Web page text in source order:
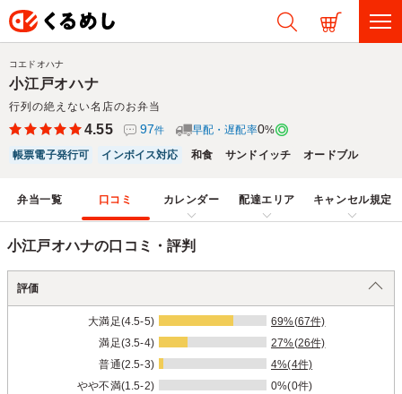
小江戸オハナ
行列の絶えない名店のお弁当
コエドオハナ
4.55 97件 早配・遅配率0%
帳票電子発行可
インボイス対応 和食 サンドイッチ オードブル
弁当一覧 口コミ カレンダー 配達エリア キャンセル規定
小江戸オハナの口コミ・評判
評価
大満足(4.5-5)
69%(67件)
満足(3.5-4)
27%(26件)
普通(2.5-3)
4%(4件)
やや不満(1.5-2)
0%(0件)